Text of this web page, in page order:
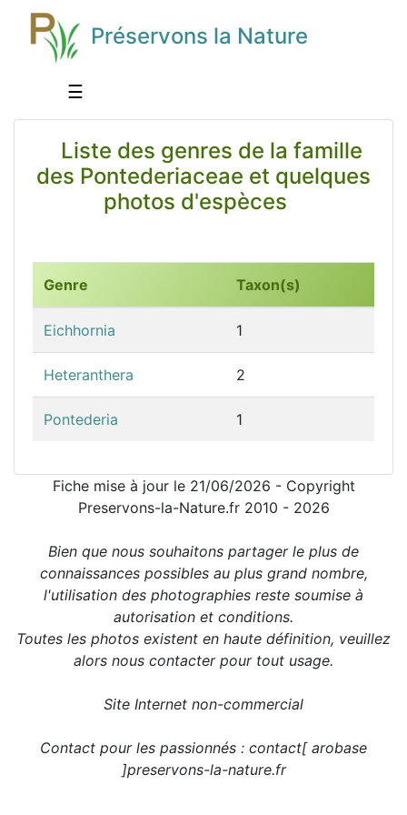
Préservons la Nature
☰
Liste des genres de la famille
des Pontederiaceae et quelques
photos d'espèces
Genre Taxon(s)
Eichhornia 1
Heteranthera 2
Pontederia 1
Fiche mise à jour le 21/06/2026 - Copyright
Preservons-la-Nature.fr 2010 - 2026
Bien que nous souhaitons partager le plus de
connaissances possibles au plus grand nombre,
l'utilisation des photographies reste soumise à
autorisation et conditions.
Toutes les photos existent en haute définition, veuillez
alors nous contacter pour tout usage.
Site Internet non-commercial
Contact pour les passionnés : contact[ arobase
]preservons-la-nature.fr